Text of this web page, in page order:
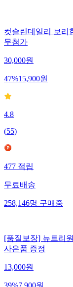
컷슬린데일리 보리
무첨가
30,000원
47%15,900원
4.8
(55)
477적립
무료배송
258,146명구매중
[품질보장] 뉴트리
사은품 증정
13,000원